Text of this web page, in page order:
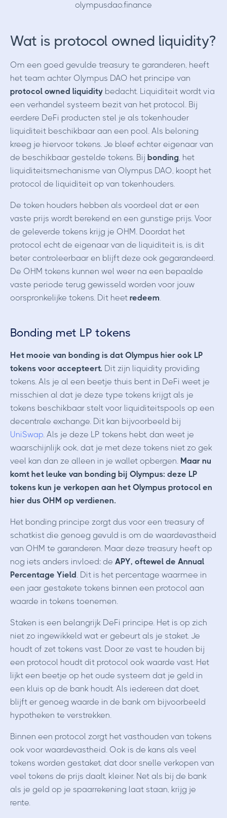
olympusdao.finance
Wat is protocol owned liquidity?
Om een goed gevulde treasury te garanderen, heeft
het team achter Olympus DAO het principe van
protocol owned liquidity bedacht. Liquiditeit wordt via
een verhandel systeem bezit van het protocol. Bij
eerdere DeFi producten stel je als tokenhouder
liquiditeit beschikbaar aan een pool. Als beloning
kreeg je hiervoor tokens. Je bleef echter eigenaar van
de beschikbaar gestelde tokens. Bij bonding , het
liquiditeitsmechanisme van Olympus DAO, koopt het
protocol de liquiditeit op van tokenhouders.
De token houders hebben als voordeel dat er een
vaste prijs wordt berekend en een gunstige prijs. Voor
de geleverde tokens krijg je OHM. Doordat het
protocol echt de eigenaar van de liquiditeit is, is dit
beter controleerbaar en blijft deze ook gegarandeerd.
De OHM tokens kunnen wel weer na een bepaalde
vaste periode terug gewisseld worden voor jouw
oorspronkelijke tokens. Dit heet redeem
Bonding met LP tokens
Het mooie van bonding is dat Olympus hier ook LP
tokens voor accepteert. Dit zijn liquidity providing
tokens. Als je al een beetje thuis bent in DeFi weet je
misschien al dat je deze type tokens krijgt als je
tokens beschikbaar stelt voor liquiditeitspools op een
decentrale exchange. Dit kan bijvoorbeeld bij
UniSwap . Als je deze LP tokens hebt, dan weet je
waarschijnlijk ook, dat je met deze tokens niet zo gek
veel kan dan ze alleen in je wallet opbergen. Maar nu
komt het leuke van bonding bij Olympus: deze LP
tokens kun je verkopen aan het Olympus protocol en
hier dus OHM op verdienen.
Het bonding principe zorgt dus voor een treasury of
schatkist die genoeg gevuld is om de waardevastheid
van OHM te garanderen. Maar deze treasury heeft op
nog iets anders invloed: de APY, oftewel de Annual
Percentage Yield . Dit is het percentage waarmee in
een jaar gestakete tokens binnen een protocol aan
waarde in tokens toenemen.
Staken is een belangrijk DeFi principe. Het is op zich
niet zo ingewikkeld wat er gebeurt als je staket. Je
houdt of zet tokens vast. Door ze vast te houden bij
een protocol houdt dit protocol ook waarde vast. Het
lijkt een beetje op het oude systeem dat je geld in
een kluis op de bank houdt. Als iedereen dat doet,
blijft er genoeg waarde in de bank om bijvoorbeeld
hypotheken te verstrekken.
Binnen een protocol zorgt het vasthouden van tokens
ook voor waardevastheid. Ook is de kans als veel
tokens worden gestaket, dat door snelle verkopen van
veel tokens de prijs daalt, kleiner. Net als bij de bank
als je geld op je spaarrekening laat staan, krijg je
rente.